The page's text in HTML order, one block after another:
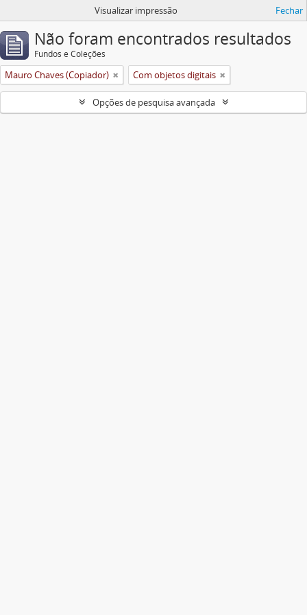
Visualizar impressão Fechar
Não foram encontrados resultados
Fundos e Coleções
Mauro Chaves (Copiador) Com objetos digitais
Opções de pesquisa avançada